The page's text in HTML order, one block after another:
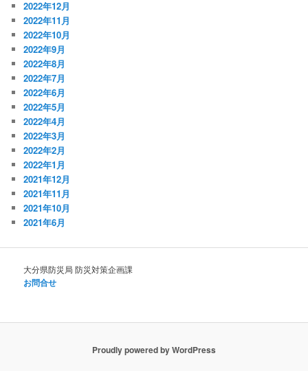
2022年12月
2022年11月
2022年10月
2022年9月
2022年8月
2022年7月
2022年6月
2022年5月
2022年4月
2022年3月
2022年2月
2022年1月
2021年12月
2021年11月
2021年10月
2021年6月
大分県防災局 防災対策企画課
お問合せ
Proudly powered by WordPress